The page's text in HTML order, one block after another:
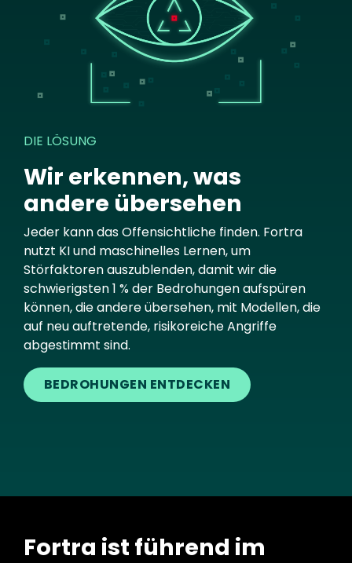
DIE LÖSUNG
Wir erkennen, was
andere übersehen
Jeder kann das Offensichtliche finden. Fortra
nutzt KI und maschinelles Lernen, um
Störfaktoren auszublenden, damit wir die
schwierigsten 1 % der Bedrohungen aufspüren
können, die andere übersehen, mit Modellen, die
auf neu auftretende, risikoreiche Angriffe
abgestimmt sind.
BEDROHUNGEN ENTDECKEN
Fortra ist führend im